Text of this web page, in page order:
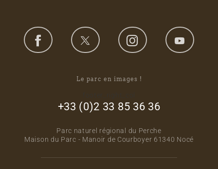
Le parc en images !
+33 (0)2 33 85 36 36
Parc naturel régional du Perche
Maison du Parc - Manoir de Courboyer 61340 Nocé